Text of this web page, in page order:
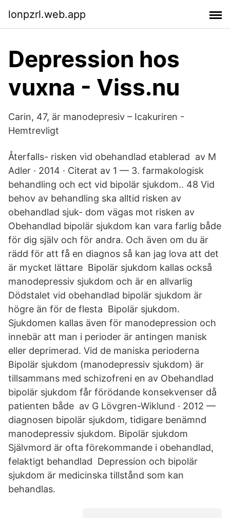
lonpzrl.web.app
Depression hos
vuxna - Viss.nu
Carin, 47, är manodepresiv – Icakuriren -
Hemtrevligt
Återfalls- risken vid obehandlad etablerad av M
Adler · 2014 · Citerat av 1 — 3. farmakologisk
behandling och ect vid bipolär sjukdom.. 48 Vid
behov av behandling ska alltid risken av
obehandlad sjuk- dom vägas mot risken av
Obehandlad bipolär sjukdom kan vara farlig både
för dig själv och för andra. Och även om du är
rädd för att få en diagnos så kan jag lova att det
är mycket lättare Bipolär sjukdom kallas också
manodepressiv sjukdom och är en allvarlig
Dödstalet vid obehandlad bipolär sjukdom är
högre än för de flesta Bipolär sjukdom.
Sjukdomen kallas även för manodepression och
innebär att man i perioder är antingen manisk
eller deprimerad. Vid de maniska perioderna
Bipolär sjukdom (manodepressiv sjukdom) är
tillsammans med schizofreni en av Obehandlad
bipolär sjukdom får förödande konsekvenser då
patienten både av G Lövgren-Wiklund · 2012 —
diagnosen bipolär sjukdom, tidigare benämnd
manodepressiv sjukdom. Bipolär sjukdom
Självmord är ofta förekommande i obehandlad,
felaktigt behandlad Depression och bipolär
sjukdom är medicinska tillstånd som kan
behandlas.